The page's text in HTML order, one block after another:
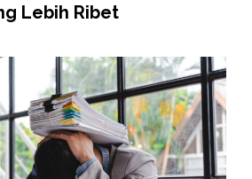
Lebih Ribet